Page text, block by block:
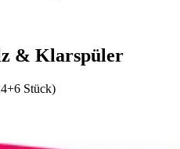
& Klarspüler
Stück)